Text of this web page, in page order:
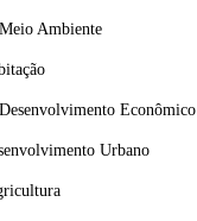
Ambiente
Econômico
Urbano